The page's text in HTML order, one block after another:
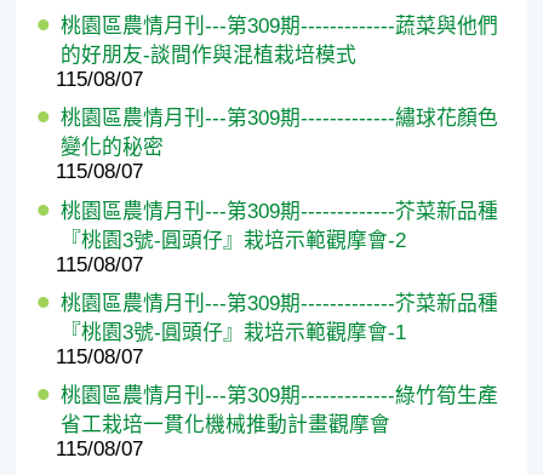
桃園區農情月刊---第309期-------------蔬菜與他們
的好朋友-談間作與混植栽培模式
115/08/07
桃園區農情月刊---第309期-------------繡球花顏色
變化的秘密
115/08/07
桃園區農情月刊---第309期-------------芥菜新品種
『桃園3號-圓頭仔』栽培示範觀摩會-2
115/08/07
桃園區農情月刊---第309期-------------芥菜新品種
『桃園3號-圓頭仔』栽培示範觀摩會-1
115/08/07
桃園區農情月刊---第309期-------------綠竹筍生產
省工栽培一貫化機械推動計畫觀摩會
115/08/07